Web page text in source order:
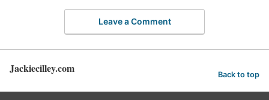
Leave a Comment
Jackiecilley.com Back to top